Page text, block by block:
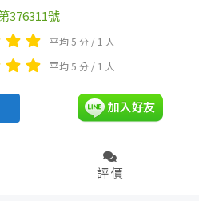
套房
20坪以下
獨立套房
頂讓
376311號
平均 5 分 / 1 人
平均 5 分 / 1 人
評 價